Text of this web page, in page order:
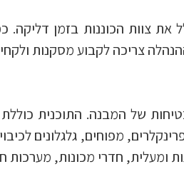
צוות הכוננות בזמן דליקה.
צריכה לקבוע מסקנות
של המבנה. התוכנית
מפוחים, גלגלונים
ומעלית, חדרי מכונות, מערכות